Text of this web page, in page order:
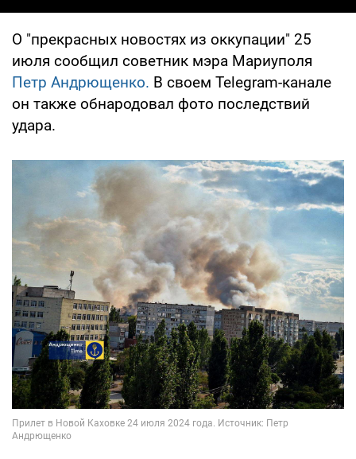
О "прекрасных новостях из оккупации" 25
июля сообщил советник мэра Мариуполя
Петр Андрющенко. В своем Telegram-канале
он также обнародовал фото последствий
удара.